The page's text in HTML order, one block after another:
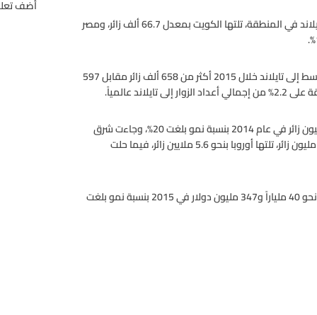
أضف
وحلت الإمارات في المركز الأول كأبرز الأسواق المصدرة للزوار إلى تايلاند في المنطقة، تلتها الكويت بمعدل 66.7 ألف زائر، ومصر
ووفقاً للبيانات، فقد بلغ إجمالي أعداد الزوار من منطقة الشرق الأوسط إلى تايلاند خلال 2015 أكثر من 658 ألف زائر مقابل 597
وإجمالاً زار تايلاند أكثر من 29.8 مليون زائر في 2015 مقابل 24.8 مليون زائر في عام 2014 بنسبة نمو بلغت 20%، وجاءت شرق
آسيا في قائمة أبرز المناطق المصدرة للزوار إلى تايلاند بأكثر من 19 مليون زائر، تلتها أوروبا بنحو 5.6 ملايين زائر، فيما حلت
وذكرت وزارة السياحة والرياضة التايلاندية، أن عائدات السياحة بلغت نحو 40 ملياراً و347 مليون دولار في 2015 بنسبة نمو بلغت